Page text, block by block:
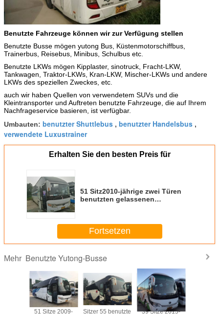
Benutzte Fahrzeuge können wir zur Verfügung stellen
Benutzte Busse mögen yutong Bus, Küstenmotorschiffbus,
Trainerbus, Reisebus, Minibus, Schulbus etc.
Benutzte LKWs mögen Kipplaster, sinotruck, Fracht-LKW,
Tankwagen, Traktor-LKWs, Kran-LKW, Mischer-LKWs und andere
LKWs des speziellen Zweckes, etc.
auch wir haben Quellen von verwendetem SUVs und die
Kleintransporter und Auftreten benutzte Fahrzeuge, die auf Ihrem
Nachfrageservice basieren, ist verfügbar.
Umbauten: benutzter Shuttlebus , benutzter Handelsbus ,
verwendete Luxustrainer
Erhalten Sie den besten Preis für
51 Sitz2010-jährige zwei Türen
benutzten gelassenen
Fortsetzen
Mehr Benutzte Yutong-Busse
51 Sitze 2009- Sitzer 55 benutzte 39 Sitze 2015-